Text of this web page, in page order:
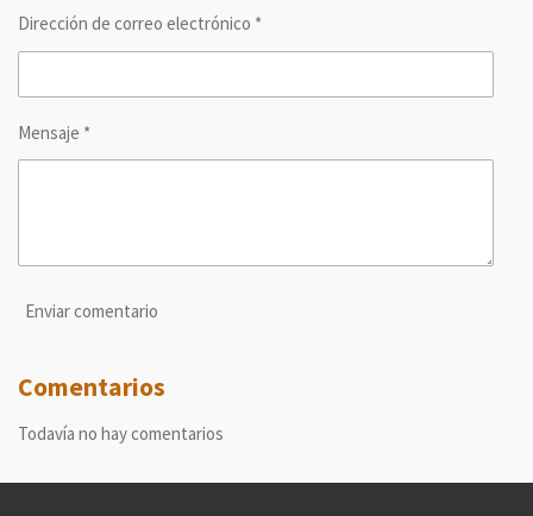
Dirección de correo electrónico *
Mensaje *
Enviar comentario
Comentarios
Todavía no hay comentarios